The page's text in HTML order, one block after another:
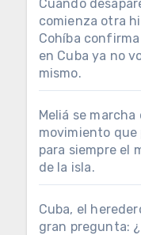
Cuando
comienza otra
Cohíba
en Cuba ya no
mismo.
Meliá se marcha
movimiento que
para siempre el
de la isla.
Cuba, el
gran pregunta: